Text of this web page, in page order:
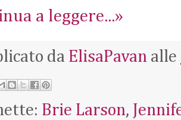
a leggere...»
da ElisaPavan alle
Brie Larson,